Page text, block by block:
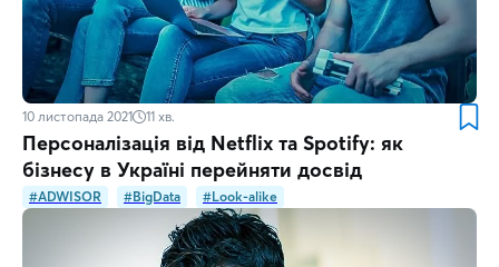
10 листопада 2021 11 хв.
Персоналізація від Netflix та Spotify: як
бізнесу в Україні перейняти досвід
#ADWISOR #BigData #Look-alike